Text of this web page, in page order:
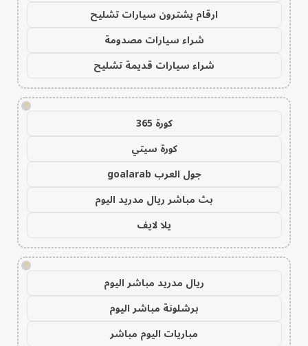
ارقام يشترون سيارات تشليح
شراء سيارات مصدومة
شراء سيارات قديمة تشليح
!
كورة 365
كورة سيتي
جول العرب goalarab
بث مباشر ريال مدريد اليوم
يلا لايف
!
ريال مدريد مباشر اليوم
برشلونة مباشر اليوم
مباريات اليوم مباشر